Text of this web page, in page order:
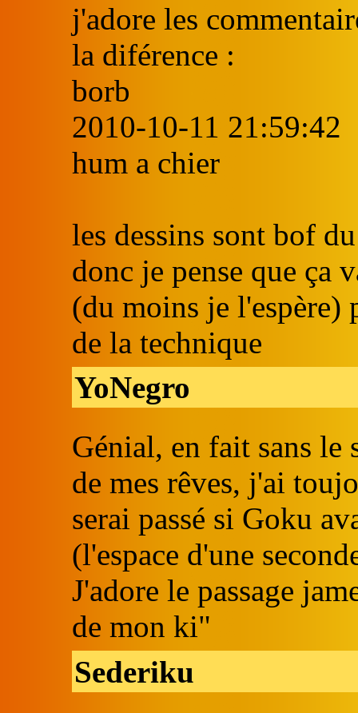
j'adore les
la diférence :
borb
2010-10-11 21:59:42
hum a chier
les dessins sont bof
donc je pense que ça
(du moins je
de la technique
YoNegro
Génial, en fait sans le
de mes rêves, j'ai
serai passé si Goku
(l'espace d'une
J'adore le passage
de mon ki"
Sederiku